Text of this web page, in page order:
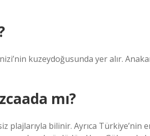
kuzeydoğusunda yer alır.
mı?
plajlarıyla bilinir. Ayrıca Türkiye’nin